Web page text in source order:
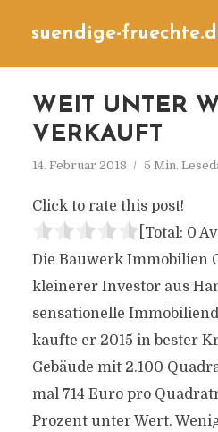
suendige-
WEIT UNTER
VERKAUFT
14. Februar 2018 5 Min.
Click to rate this post!
[Total: 0
Die Bauwerk Immobilien
kleinerer Investor aus
sensationelle
kaufte er 2015 in bester
Gebäude mit 2.100
mal 714 Euro pro
Prozent unter Wert.